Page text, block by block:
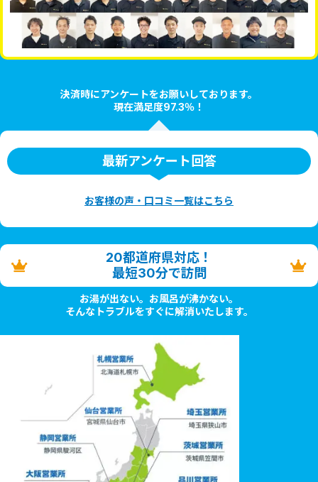
決済時にアンケートをお願いしております。
現在満足度97.3％！
最新アンケート回答
お客様の声・口コミ一覧はこちら
20都道府県対応！
最短30分で訪問
お湯が出ない。お風呂が沸かない。
そんなトラブルをすぐに解消いたします。